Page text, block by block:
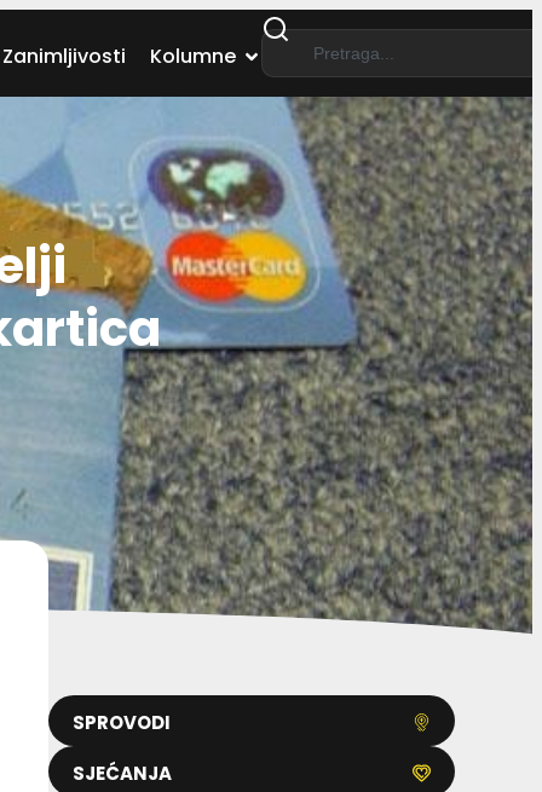
Zanimljivosti Kolumne
SPROVODI
SJEĆANJA